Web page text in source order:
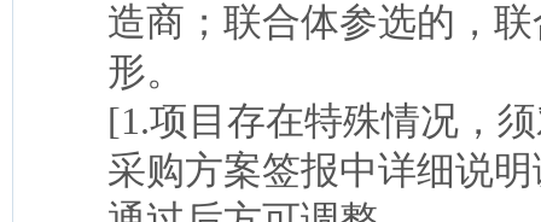
造商；联合体参选的，
形。
[1.项目存在特殊情况，
采购方案签报中详细说